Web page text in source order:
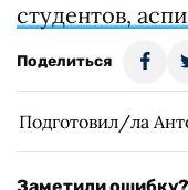
студентов,
Поделиться
Подготовил/ла